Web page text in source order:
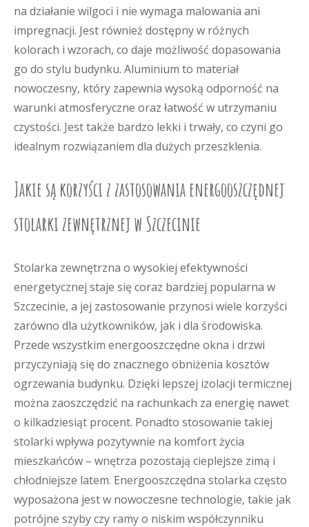
na działanie wilgoci i nie wymaga malowania ani
impregnacji. Jest również dostępny w różnych
kolorach i wzorach, co daje możliwość dopasowania
go do stylu budynku. Aluminium to materiał
nowoczesny, który zapewnia wysoką odporność na
warunki atmosferyczne oraz łatwość w utrzymaniu
czystości. Jest także bardzo lekki i trwały, co czyni go
idealnym rozwiązaniem dla dużych przeszklenia.
Jakie są korzyści z zastosowania energooszczędnej
stolarki zewnętrznej w Szczecinie
Stolarka zewnętrzna o wysokiej efektywności
energetycznej staje się coraz bardziej popularna w
Szczecinie, a jej zastosowanie przynosi wiele korzyści
zarówno dla użytkowników, jak i dla środowiska.
Przede wszystkim energooszczędne okna i drzwi
przyczyniają się do znacznego obniżenia kosztów
ogrzewania budynku. Dzięki lepszej izolacji termicznej
można zaoszczędzić na rachunkach za energię nawet
o kilkadziesiąt procent. Ponadto stosowanie takiej
stolarki wpływa pozytywnie na komfort życia
mieszkańców – wnętrza pozostają cieplejsze zimą i
chłodniejsze latem. Energooszczędna stolarka często
wyposażona jest w nowoczesne technologie, takie jak
potrójne szyby czy ramy o niskim współczynniku